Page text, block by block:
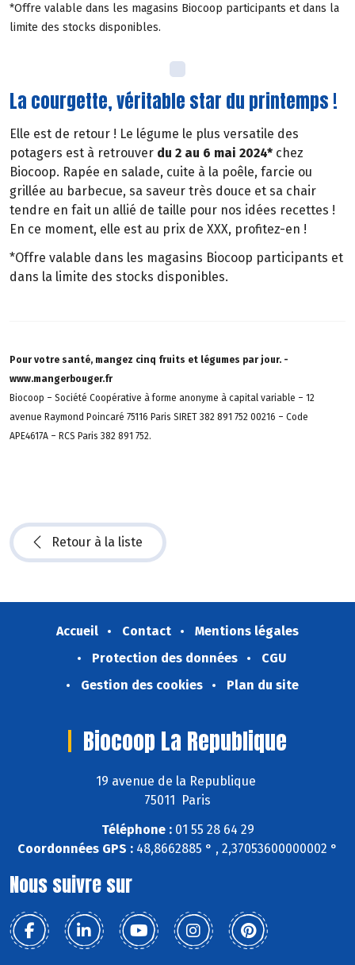
*Offre valable dans les magasins Biocoop participants et dans la
limite des stocks disponibles.
La courgette, véritable star du printemps !
Elle est de retour ! Le légume le plus versatile des
potagers est à retrouver du 2 au 6 mai 2024* chez
Biocoop. Rapée en salade, cuite à la poêle, farcie ou
grillée au barbecue, sa saveur très douce et sa chair
tendre en fait un allié de taille pour nos idées recettes !
En ce moment, elle est au prix de XXX, profitez-en !
*Offre valable dans les magasins Biocoop participants et
dans la limite des stocks disponibles.
Pour votre santé, mangez cinq fruits et légumes par jour. -
www.mangerbouger.fr
Biocoop – Société Coopérative à forme anonyme à capital variable – 12
avenue Raymond Poincaré 75116 Paris SIRET 382 891 752 00216 – Code
APE4617A – RCS Paris 382 891 752.
Retour à la liste
Accueil Contact
Mentions légales
Protection des données
CGU
Gestion des cookies
Plan du site
Biocoop La Republique
19 avenue de la Republique
75011 Paris
Téléphone :01 55 28 64 29
Coordonnées GPS : 48,8662885 ° , 2,37053600000002 °
Nous suivre sur